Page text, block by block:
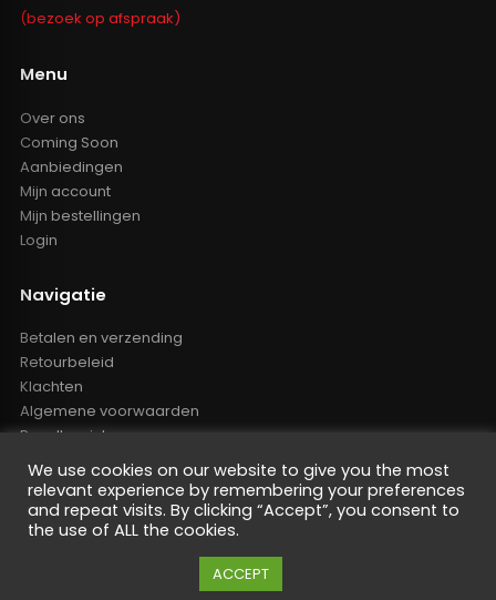
(bezoek op afspraak)
Menu
Over ons
Coming Soon
Aanbiedingen
Mijn account
Mijn bestellingen
Login
Navigatie
Betalen en verzending
Retourbeleid
Klachten
Algemene voorwaarden
Resellers inlog
Reseller worden
Privacy Policy
Powered by Nano Web
We use cookies on our website to give you the most
relevant experience by remembering your preferences
and repeat visits. By clicking “Accept”, you consent to
the use of ALL the cookies.
ACCEPT
De waardering van oem-tuning.nl bij